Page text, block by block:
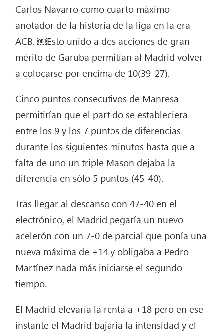
Carlos Navarro como cuarto máximo
anotador de la historia de la liga en la era
ACB. ￼Esto unido a dos acciones de gran
mérito de Garuba permitían al Madrid volver
a colocarse por encima de 10(39-27).
Cinco puntos consecutivos de Manresa
permitirían que el partido se estableciera
entre los 9 y los 7 puntos de diferencias
durante los siguientes minutos hasta que a
falta de uno un triple Mason dejaba la
diferencia en sólo 5 puntos (45-40).
Tras llegar al descanso con 47-40 en el
electrónico, el Madrid pegaría un nuevo
acelerón con un 7-0 de parcial que ponía una
nueva máxima de +14 y obligaba a Pedro
Martínez nada más iniciarse el segundo
tiempo.
El Madrid elevaría la renta a +18 pero en ese
instante el Madrid bajaría la intensidad y el